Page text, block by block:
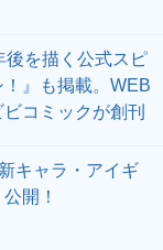
後を描く公式スピ
』も掲載。WEB
コミックが創刊
キャラ・アイギ
開！